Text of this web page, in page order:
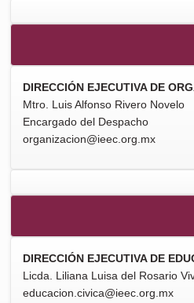
DIRECCIÓN EJECUTIVA DE
Mtro. Luis Alfonso Rivero Novelo
Encargado del Despacho
organizacion@ieec.org.mx
DIRECCIÓN EJECUTIVA DE
Licda. Liliana Luisa del Rosario
educacion.civica@ieec.org.mx